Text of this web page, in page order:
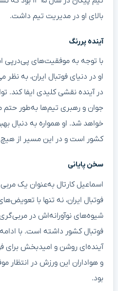
بالای او در مدیریت تیم داشت.
آینده پررنگ
با توجه به موفقیت‌های پی‌درپی
او در دنیای فوتبال ایران، به
در آینده نقشی کلیدی ایفا کند.
جوان و رهبری تیم‌ها به‌طور
خواهد شد. او همواره به دنبال
کشور است و در این مسیر از هیچ
سخن پایانی
اسماعیل کارتال به‌عنوان یک مربی
فوتبال ایران، نه تنها با
شیوه‌های نوآورانه‌اش در
فوتبال کشور داشته است. با
آینده‌ای روشن و امیدبخش برای
و هواداران این ورزش در انتظار
بود.